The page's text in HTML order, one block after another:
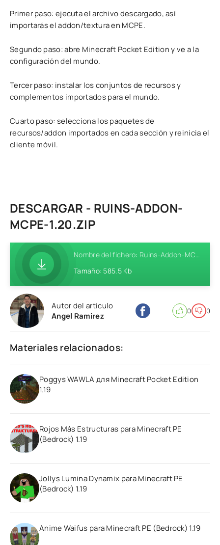
Primer paso: ejecuta el archivo descargado, así
importarás el addon/textura en MCPE.
Segundo paso: abre Minecraft Pocket Edition y ve a la
configuración del mundo.
Tercer paso: instalar los conjuntos de recursos y
complementos importados para el mundo.
Cuarto paso: selecciona los paquetes de
recursos/addon importados en cada sección y reinicia el
cliente móvil.
DESCARGAR - RUINS-ADDON-
MCPE-1.20.ZIP
Nombre del fichero: Ruins-Addon-MCPE-1.20.zip
Tamaño: 585.5 Kb
Autor del artículo
Angel Ramirez
0 0
Materiales relacionados:
Poggys WAWLA для Minecraft Pocket Edition
1.19
Rojos Más Estructuras para Minecraft PE
(Bedrock) 1.19
Jollys Lumina Dynamix para Minecraft PE
(Bedrock) 1.19
Anime Waifus para Minecraft PE (Bedrock) 1.19